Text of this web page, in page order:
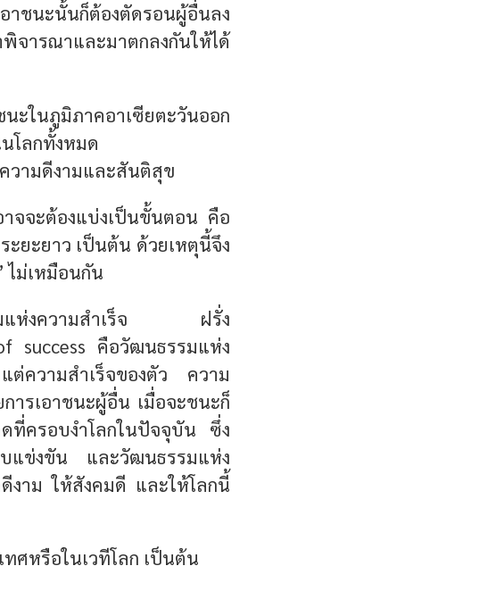
อาชนะนั้นก็ต้องตัดรอนผู้อื่นลง
จารณาและมาตกลงกันให้ได้
ะในภูมิภาคอาเซียตะวันออก
โลกทั้งหมด
วามดีงามและสันติสุข
าจจะต้องแบ่งเป็นขั้นตอน คือ
ะยะยาว เป็นต้น ด้วยเหตุนี้จึง
ไม่เหมือนกัน
รรมแห่งความสำเร็จ ฝรั่ง
success คือวัฒนธรรมแห่ง
ต่ความสำเร็จของตัว ความ
ารเอาชนะผู้อื่น เมื่อจะชนะก็
ที่ครอบงำโลกในปัจจุบัน ซึ่ง
บแข่งขัน และวัฒนธรรมแห่ง
งาม ให้สังคมดี และให้โลกนี้
ศหรือในเวทีโลก เป็นต้น